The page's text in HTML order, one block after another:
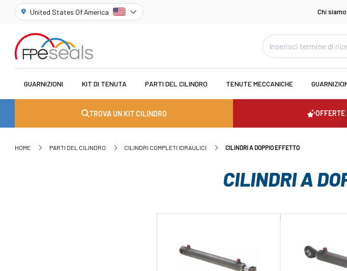
United States Of America Chi siamo
GUARNIZIONI KIT DI TENUTA PARTI DEL CILINDRO TENUTE MECCANICHE
TROVA UN KIT CILINDRO
HOME PARTI DEL CILINDRO CILINDRI COMPLETI IDRAULICI CILINDRI A DOPPIO EFFETTO
CILINDRI A